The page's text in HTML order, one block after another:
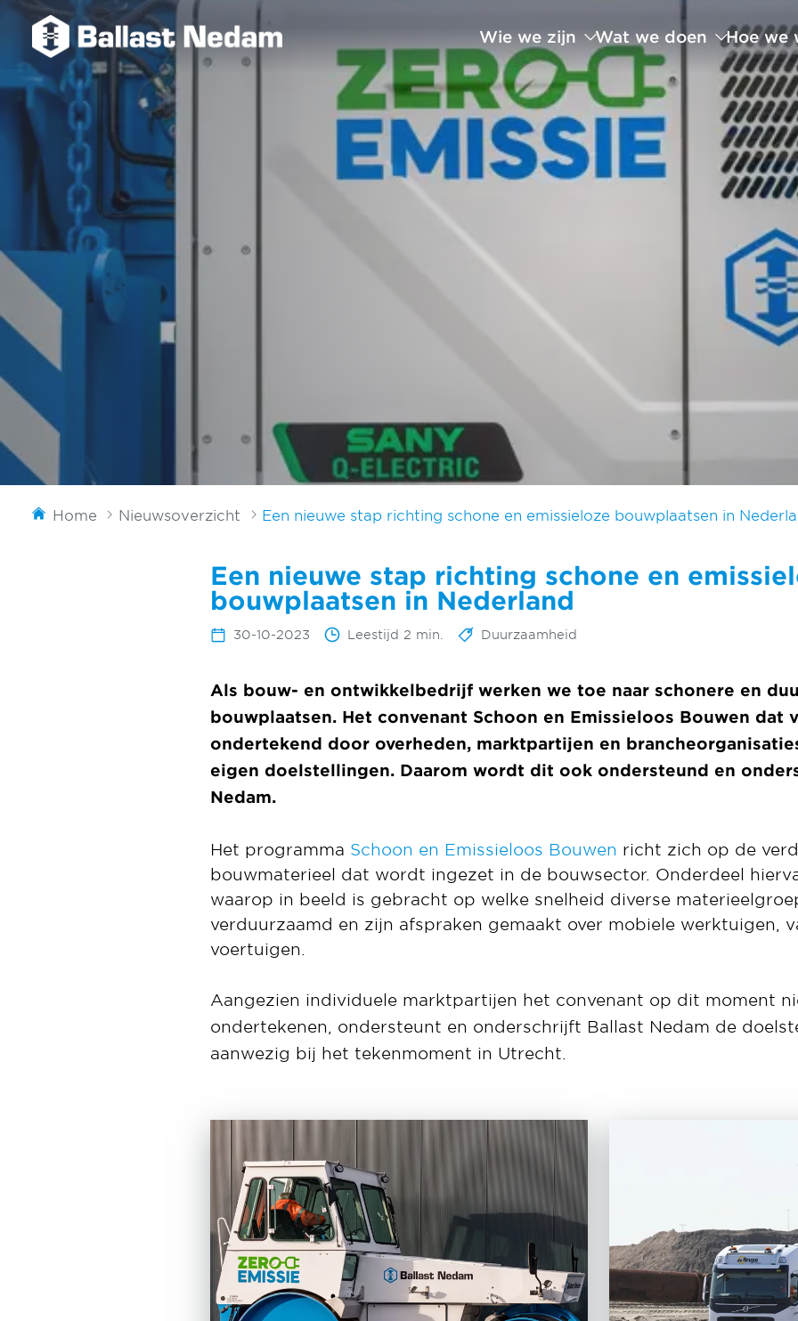
Wie we zijn Wat we doen Hoe we
Home Nieuwsoverzicht Een nieuwe stap richting schone en emissieloze bouwplaatsen in
Een nieuwe stap richting schone en
bouwplaatsen in Nederland
30-10-2023 Leestijd 2 min. Duurzaamheid
Als bouw- en ontwikkelbedrijf werken we toe naar schonere en
bouwplaatsen. Het convenant Schoon en Emissieloos Bouwen dat
ondertekend door overheden, marktpartijen en
eigen doelstellingen. Daarom wordt dit ook ondersteund en
Nedam.
Het programma Schoon en Emissieloos Bouwen richt zich op de
bouwmaterieel dat wordt ingezet in de bouwsector. Onderdeel
waarop in beeld is gebracht op welke snelheid diverse
verduurzaamd en zijn afspraken gemaakt over mobiele werktuigen,
voertuigen.
Aangezien individuele marktpartijen het convenant op dit moment
ondertekenen, ondersteunt en onderschrijft Ballast Nedam de
aanwezig bij het tekenmoment in Utrecht.